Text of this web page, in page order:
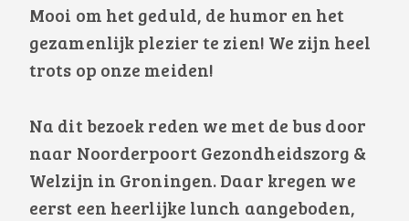
Mooi om het geduld, de humor en het
gezamenlijk plezier te zien! We zijn heel
trots op onze meiden!
Na dit bezoek reden we met de bus door
naar Noorderpoort Gezondheidszorg &
Welzijn in Groningen. Daar kregen we
eerst een heerlijke lunch aangeboden,